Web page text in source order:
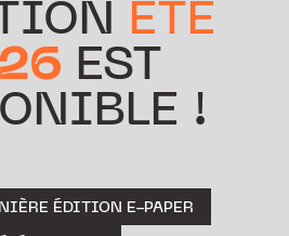
ÉTÉ
EST
!
ÉDITION E-PAPER